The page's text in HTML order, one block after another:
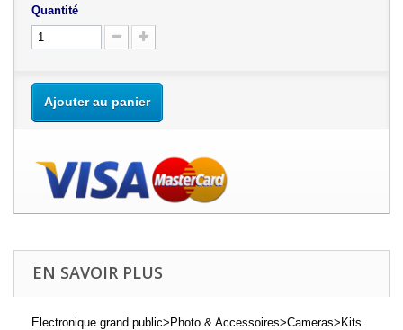
Quantité
Ajouter au panier
EN SAVOIR PLUS
Electronique grand public>Photo & Accessoires>Cameras>Kits